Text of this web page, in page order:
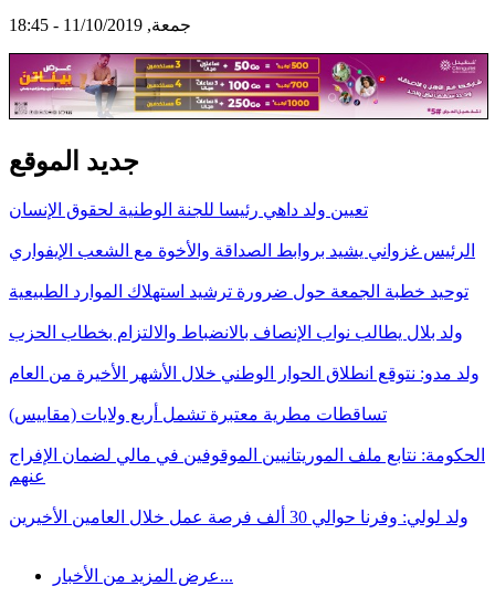
جمعة, 11/10/2019 - 18:45
جديد الموقع
تعيين ولد داهي رئيسا للجنة الوطنية لحقوق الإنسان
الرئيس غزواني يشيد بروابط الصداقة والأخوة مع الشعب الإيفواري
توحيد خطبة الجمعة حول ضرورة ترشيد استهلاك الموارد الطبيعية
ولد بلال يطالب نواب الإنصاف بالانضباط والالتزام بخطاب الحزب
ولد مدو: نتوقع انطلاق الحوار الوطني خلال الأشهر الأخيرة من العام
تساقطات مطرية معتبرة تشمل أربع ولايات (مقاييس)
الحكومة: نتابع ملف الموريتانيين الموقوفين في مالي لضمان الإفراج
عنهم
ولد لولي: وفرنا حوالي 30 ألف فرصة عمل خلال العامين الأخيرين
عرض المزيد من الأخبار...